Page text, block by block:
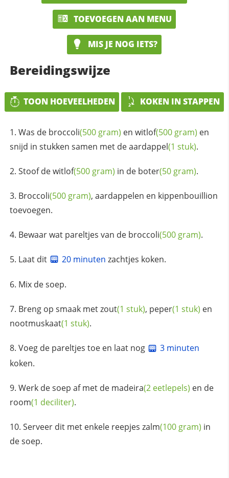
TOEVOEGEN AAN MENU
MIS JE NOG IETS?
Bereidingswijze
TOON HOEVEELHEDEN KOKEN IN STAPPEN
Was de broccoli(500 gram) en witlof(500 gram) en
snijd in stukken samen met deaardappel(1 stuk).
Stoof dewitlof(500 gram) in de boter(50 gram).
Broccoli(500 gram), aardappelen en kippenbouillion
toevoegen.
Bewaar wat pareltjes van de broccoli(500 gram).
Laat dit 20 minuten zachtjes koken.
Mix de soep.
Breng op smaak metzout(1 stuk), peper(1 stuk) en
nootmuskaat(1 stuk).
Voeg de pareltjes toe en laat nog
3 minuten
koken.
Werk de soep af met de madeira(2 eetlepels) en de
room(1 deciliter).
Serveer dit met enkele reepjes zalm(100 gram) in
de soep.